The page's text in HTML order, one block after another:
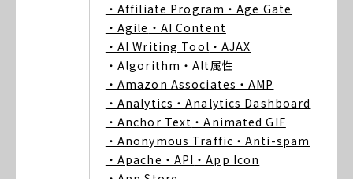
・Affiliate Program ・Age Gate
・Agile ・AI Content
・AI Writing Tool ・AJAX
・Algorithm ・Alt属性
・Amazon Associates ・AMP
・Analytics ・Analytics Dashboard
・Anchor Text ・Animated GIF
・Anonymous Traffic ・Anti-spam
・Apache ・API ・App Icon